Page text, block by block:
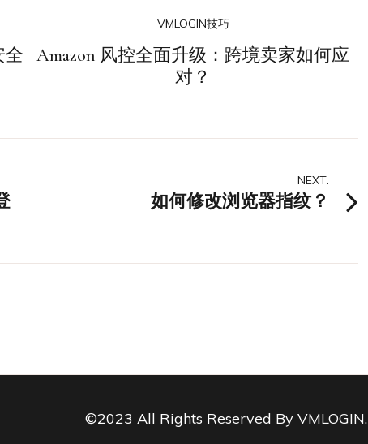
全
VMLOGIN技巧
Amazon 风控全面升级：跨境卖家如何应
对？
NEXT:
如何修改浏览器指纹？
©2023 All Rights Reserved By VMLOGIN.